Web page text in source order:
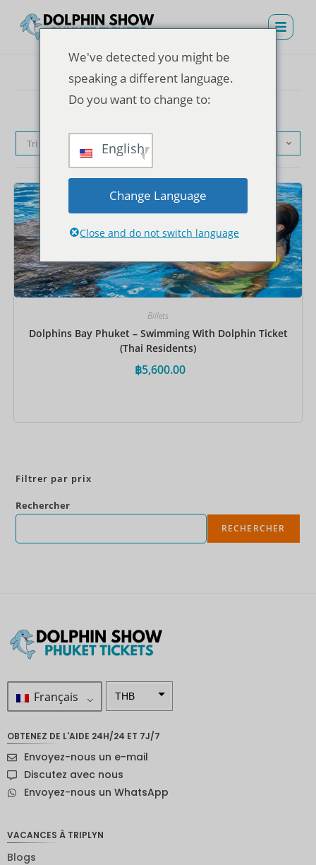
Tri par défaut
Billets
Dolphins Bay Phuket – Swimming With Dolphin Ticket
(Thai Residents)
฿5,600.00
Filtrer par prix
Rechercher
RECHERCHER
Français THB
Dollar
zélandai
OBTENEZ DE L'AIDE 24H/24 ET 7J/7
Envoyez-nous un e-mail
Discutez avec nous
Envoyez-nous un WhatsApp
VACANCES À TRIPLYN
Blogs
We've detected you might be
speaking a different language.
Do you want to change to:
English
Change Language
Close and do not switch language